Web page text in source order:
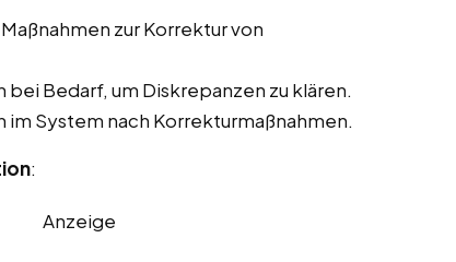
zur Korrektur von
Bedarf, um Diskrepanzen zu klären.
System nach Korrekturmaßnahmen.
:
Anzeige